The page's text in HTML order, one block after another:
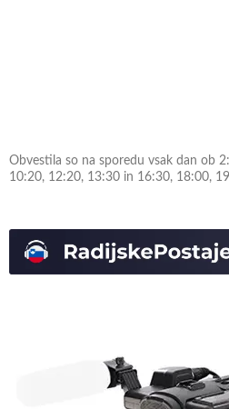
Obvestila so na sporedu vsak dan ob
10:20, 12:20, 13:30 in 16:30, 18:00,